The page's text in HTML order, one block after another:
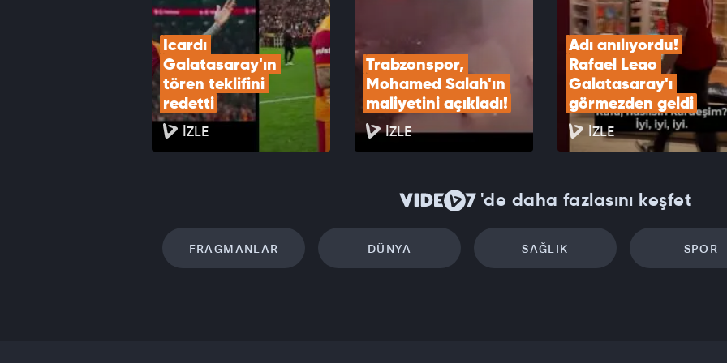
Icardı
Galatasaray'ın
tören teklifini
redetti
İZLE
Trabzonspor,
Mohamed Salah'ın
maliyetini açıkladı!
İZLE
Adı anılıyordu!
Rafael Leao
Galatasaray'ı
görmezden geldi
İZLE
'de daha fazlasını keşfet
FRAGMANLAR DÜNYA SAĞLIK SPOR